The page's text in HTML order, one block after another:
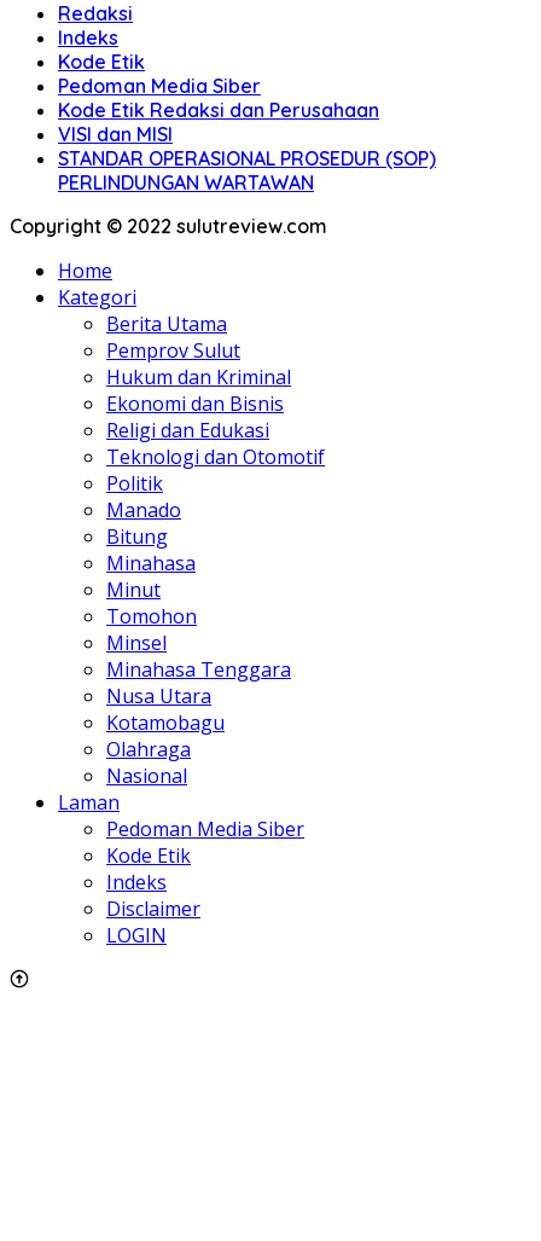
Redaksi
Indeks
Kode Etik
Pedoman Media Siber
Kode Etik Redaksi dan Perusahaan
VISI dan MISI
STANDAR OPERASIONAL PROSEDUR (SOP)
PERLINDUNGAN WARTAWAN
Copyright © 2022 sulutreview.com
Home
Kategori
Berita Utama
Pemprov Sulut
Hukum dan Kriminal
Ekonomi dan Bisnis
Religi dan Edukasi
Teknologi dan Otomotif
Politik
Manado
Bitung
Minahasa
Minut
Tomohon
Minsel
Minahasa Tenggara
Nusa Utara
Kotamobagu
Olahraga
Nasional
Laman
Pedoman Media Siber
Kode Etik
Indeks
Disclaimer
LOGIN